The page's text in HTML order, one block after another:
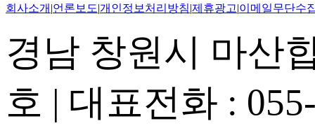
회사소개 |언론보도|개인정보처리방침|제휴광고|이메일무단수
경남 창원시 마산
호 | 대표전화 :